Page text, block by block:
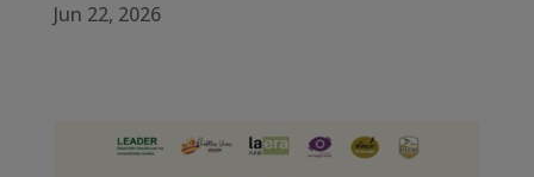
Jun 22, 2026